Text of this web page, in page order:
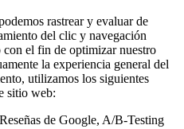
rastrear y evaluar de
del clic y navegación
el fin de optimizar nuestro
la experiencia general del
utilizamos los siguientes
sitio web:
de Google, A/B-Testing